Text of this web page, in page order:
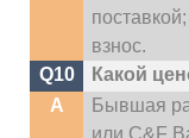
взнос.
Q10
Какой
A
Бывшая
или C&F